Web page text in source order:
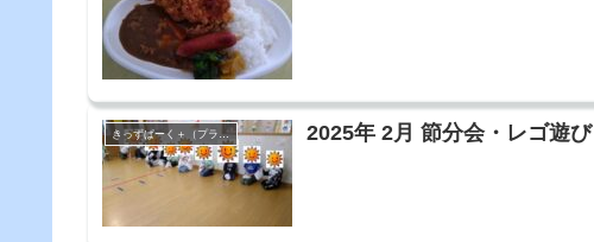
きっずぱーく＋（プラス） 2025年 2月 節分会・レゴ遊び